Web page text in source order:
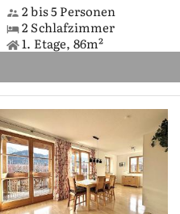
2 bis 5 Personen
2 Schlafzimmer
1. Etage, 86m²